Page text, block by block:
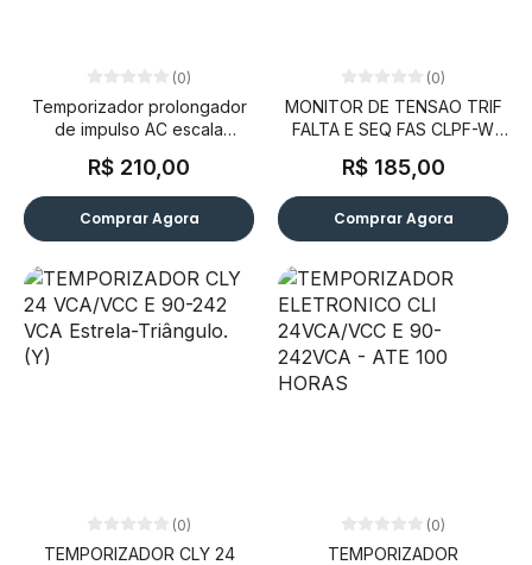
(0)
Temporizador prolongador
de impulso AC escala
R$ 210,00
Comprar Agora
(0)
MONITOR DE TENSAO TRIF
FALTA E SEQ FAS CLPF-W
monitoramento do neutro)
R$ 185,00
Comprar Agora
(0)
TEMPORIZADOR CLY 24
(0)
TEMPORIZADOR